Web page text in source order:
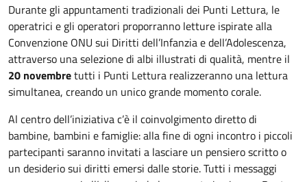
Durante gli appuntamenti tradizionali dei Punti Lettura, le
operatrici e gli operatori proporranno letture ispirate alla
Convenzione ONU sui Diritti dell’Infanzia e dell’Adolescenza,
attraverso una selezione di albi illustrati di qualità, mentre il
20 novembretutti i Punti Lettura realizzeranno una lettura
simultanea, creando un unico grande momento corale.
Al centro dell’iniziativa c’è il coinvolgimento diretto di
bambine, bambini e famiglie: alla fine di ogni incontro i piccoli
partecipanti saranno invitati a lasciare un pensiero scritto o
un desiderio sui diritti emersi dalle storie. Tutti i messaggi